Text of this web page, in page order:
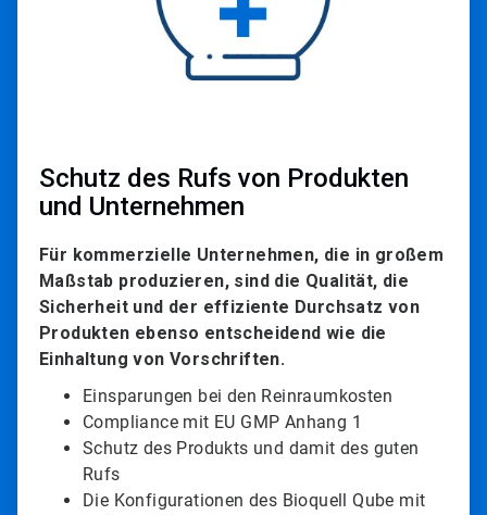
Schutz des Rufs von Produkten
und Unternehmen
Für kommerzielle Unternehmen, die in großem
Maßstab produzieren, sind die Qualität, die
Sicherheit und der effiziente Durchsatz von
Produkten ebenso entscheidend wie die
Einhaltung von Vorschriften.
Einsparungen bei den Reinraumkosten
Compliance mit EU GMP Anhang 1
Schutz des Produkts und damit des guten
Rufs
Die Konfigurationen des Bioquell Qube mit